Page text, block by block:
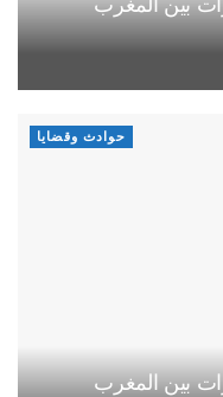
بين المغرب
حوادث وقضايا
بين المغرب